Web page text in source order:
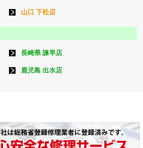
山口 下松店
長崎県 諫早店
鹿児島 出水店